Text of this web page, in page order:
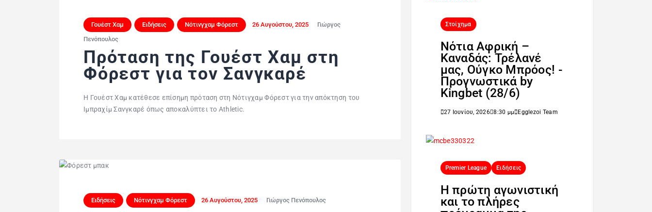
Γουέστ Χαμ Ειδήσεις Νότινγχαμ Φόρεστ 26 Αυγούστου, 2025
Γιώργος
Πενόπουλος
Πρόταση της Γουέστ Χαμ στη
Φόρεστ για τον Σανγκαρέ
Η Γουέστ Χαμ κατέθεσε επίσημη πρόταση στη Νότιγχαμ Φόρεστ για την απόκτηση του
Ιμπραχίμ Σανγκαρέ όπως αποκαλύπτει το Athletic.
Ειδήσεις Νότινγχαμ Φόρεστ 26 Αυγούστου, 2025 Γιώργος Πενόπουλος
Στοίχημα
Νότια Αφρική –
Καναδάς: Τρέλανέ
μας, Ούγκο Μπρόος! -
Προγνωστικά by
Kingbet (28/6)
27 Ιουνίου, 2026 8:30 μμ Egglezoi Team
Premier League Ειδήσεις
H πρώτη αγωνιστική
και το πλήρες